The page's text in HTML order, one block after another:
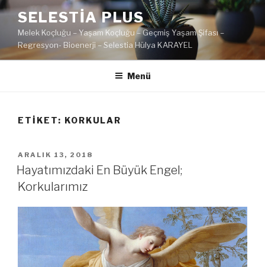
İçeriğe
SELESTIA PLUS
Melek Koçluğu – Yaşam Koçluğu – Geçmiş Yaşam Şifası –
Regresyon- Bioenerji – Selestia Hülya KARAYEL
Menü
ETIKET: KORKULAR
YAYIM
TARIHI
ARALIK 13, 2018
Hayatımızdaki En Büyük Engel;
Korkularımız